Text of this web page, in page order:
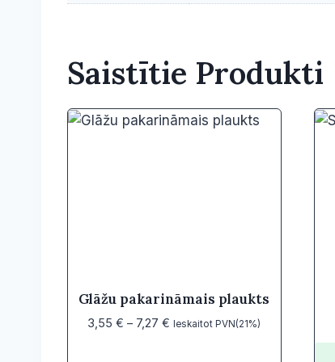
Saistītie Produkti
Glāžu pakarināmais plaukts
3,55€ – 7,27€ Price
Ieskaitot PVN(21%)